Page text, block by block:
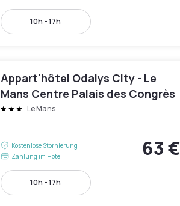
10h - 17h
Appart'hôtel Odalys City - Le
Mans Centre Palais des Congrès
Le Mans
Kostenlose Stornierung
Zahlung im Hotel
63 €
10h - 17h